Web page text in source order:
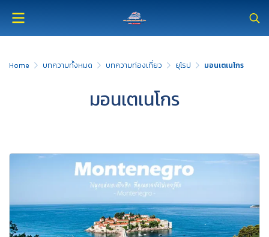
Home บทความทั้งหมด บทความท่องเที่ยว ยุโรป มอนเตเนโกร
มอนเตเนโกร